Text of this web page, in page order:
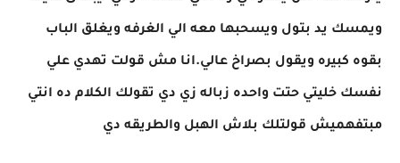
ويمسك يد بتول ويسحبها معه الي الغرفه ويغلق الباب
بقوه كبيره ويقول بصراخ عالي.انا مش قولت تهدي علي
نفسك خليتي حتت واحده زباله زي دي تقولك الكلام ده انتي
مبتفهميش قولتلك بلاش الهبل والطريقه دي